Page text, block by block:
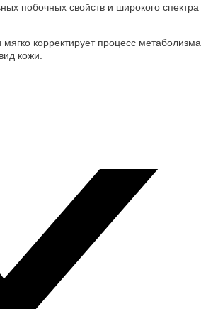
побочных свойств и широкого спектра
корректирует процесс метаболизма
кожи.